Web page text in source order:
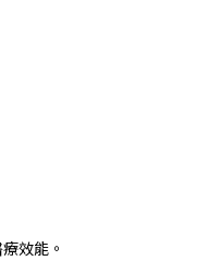
效能。